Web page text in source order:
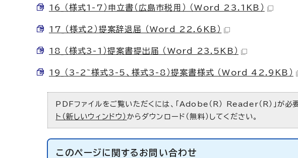
16_（様式1-7）申立書（広島市税用） （Word 23.1KB）
17_（様式2）提案辞退届 （Word 22.6KB）
18_（様式3-1）提案書提出届 （Word 23.5KB）
19_（3-2~様式3-5、様式3-8）提案書様式 （Word 42.9KB）
PDFファイルをご覧いただくには、「Adobe（R） Reader（R）」が必
ト（新しいウィンドウ） からダウンロード（無料）してください。
このページに関する お問い合わせ